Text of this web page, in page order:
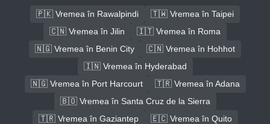
🇵🇰 Vremea în Rawalpindi
🇹🇼 Vremea în Taipei
🇨🇳 Vremea în Jilin
🇮🇹 Vremea în Roma
🇳🇬 Vremea în Benin City
🇨🇳 Vremea în Hohhot
🇮🇳 Vremea în Hyderabad
🇳🇬 Vremea în Port Harcourt
🇹🇷 Vremea în Adana
🇧🇴 Vremea în Santa Cruz de la Sierra
🇹🇷 Vremea în Gaziantep
🇪🇨 Vremea în Quito